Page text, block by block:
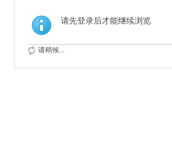
请先登录后才能继续浏览
请稍候...